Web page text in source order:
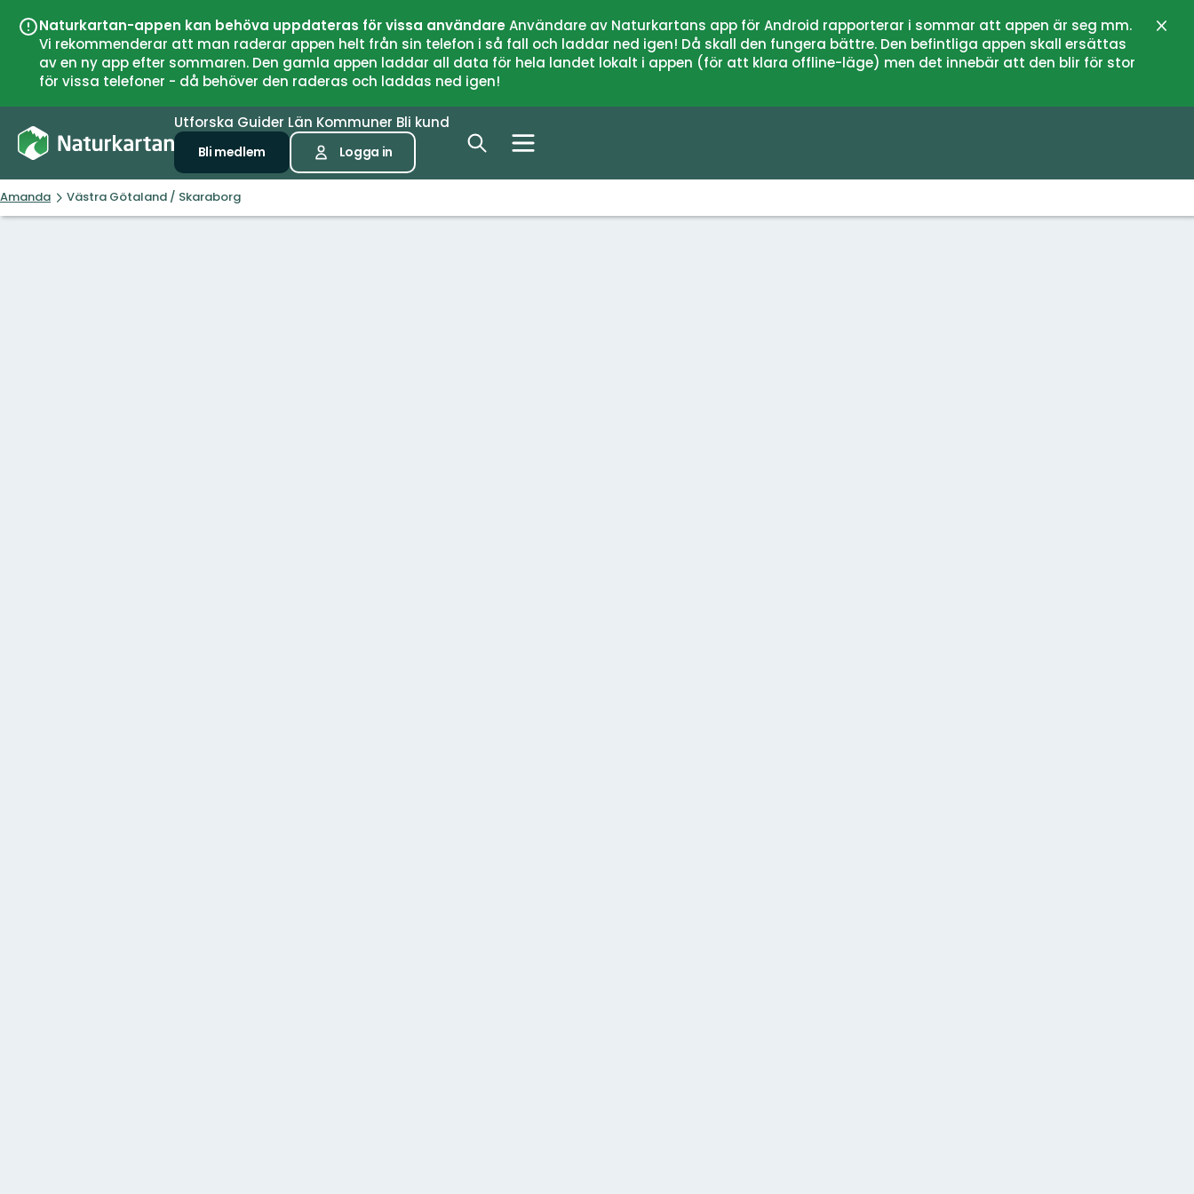
Naturkartan-appen kan behöva uppdateras för vissa användareAnvändare av Naturkartans app för Android rapporterar i sommar att appen är seg mm.
Vi rekommenderar att man raderar appen helt från sin telefon i så fall och laddar ned igen! Då skall den fungera bättre. Den befintliga appen skall ersättas
av en ny app efter sommaren. Den gamla appen laddar all data för hela landet lokalt i appen (för att klara offline-läge) men det innebär att den blir för stor
för vissa telefoner - då behöver den raderas och laddas ned igen!
Utforska Guider Län Kommuner Bli kund
Bli medlem Logga in
Amanda Västra Götaland / Skaraborg